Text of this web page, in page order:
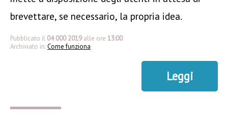
brevettare, se necessario, la propria idea.
Pubblicato il 04 000 2019 alle ore 13:00
Archiviato in:Come funziona
Leggi